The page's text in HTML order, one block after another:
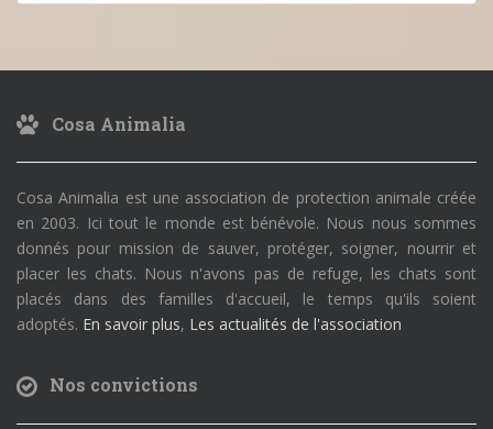
Cosa Animalia
Cosa Animalia est une association de protection animale créée
en 2003. Ici tout le monde est bénévole. Nous nous sommes
donnés pour mission de sauver, protéger, soigner, nourrir et
placer les chats. Nous n'avons pas de refuge, les chats sont
placés dans des familles d'accueil, le temps qu'ils soient
adoptés. En savoir plus, Les actualités de l'association
Nos convictions